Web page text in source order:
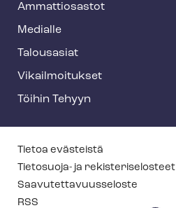
Ammattiosastot
Medialle
Talousasiat
Vi­kail­moi­tuk­set
Töihin Tehyyn
T
e
h
Tietoa evästeistä
Tietosuoja- ja re­kis­te­ri­se­los­teet
Saa­vu­tet­ta­vuus­se­los­te
RSS